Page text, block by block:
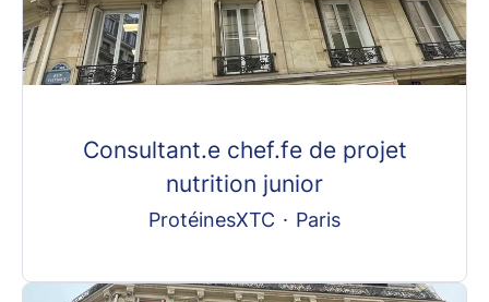
Consultant.e chef.fe de projet
nutrition junior
ProtéinesXTC · Paris